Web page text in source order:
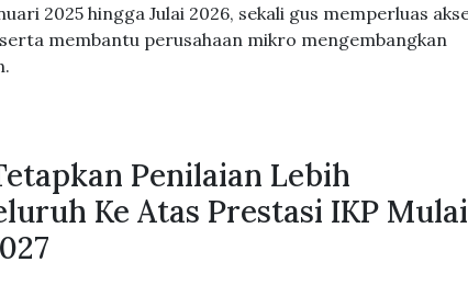
2025 hingga Julai 2026, sekali gus memperluas
membantu perusahaan mikro mengembangkan
Penilaian Lebih
Ke Atas Prestasi IKP Mulai